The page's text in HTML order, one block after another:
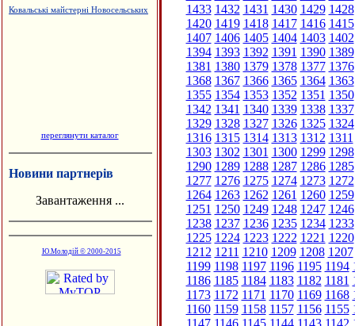
Ковальські майстерні Новосельських
переглянути каталог
Новини партнерів
Завантаження ...
Ю.Молодій © 2000-2015
1433 1432 1431 1430 1429 1428
1420 1419 1418 1417 1416 1415
1407 1406 1405 1404 1403 1402
1394 1393 1392 1391 1390 1389
1381 1380 1379 1378 1377 1376
1368 1367 1366 1365 1364 1363
1355 1354 1353 1352 1351 1350
1342 1341 1340 1339 1338 1337
1329 1328 1327 1326 1325 1324
1316 1315 1314 1313 1312 1311
1303 1302 1301 1300 1299 1298
1290 1289 1288 1287 1286 1285
1277 1276 1275 1274 1273 1272
1264 1263 1262 1261 1260 1259
1251 1250 1249 1248 1247 1246
1238 1237 1236 1235 1234 1233
1225 1224 1223 1222 1221 1220
1212 1211 1210 1209 1208 1207
1199 1198 1197 1196 1195 1194
1186 1185 1184 1183 1182 1181
1173 1172 1171 1170 1169 1168
1160 1159 1158 1157 1156 1155
1147 1146 1145 1144 1143 1142